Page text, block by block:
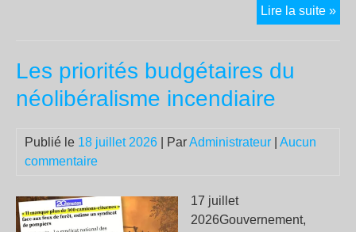
Lire la suite »19
Les priorités budgétaires du
néolibéralisme incendiaire
Publié le 18 juillet 2026 | ParAdministrateur
Aucun
commentaire
17 juillet
2026Gouvernement,